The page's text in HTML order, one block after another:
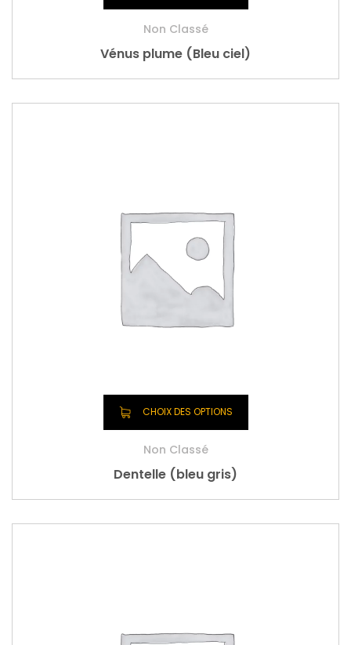
Non Classé
Vénus plume (Bleu ciel)
CHOIX DES OPTIONS
Non Classé
Dentelle (bleu gris)